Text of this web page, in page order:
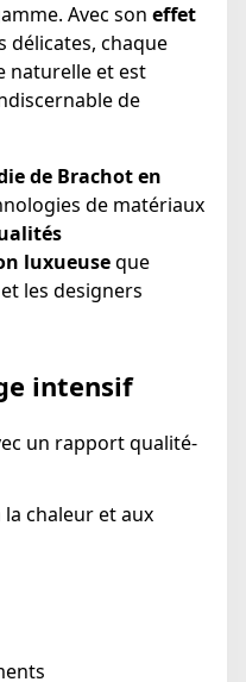
Avec son effet
délicates, chaque
naturelle et est
de
de Brachot en
de matériaux
luxueuseque
les designers
intensif
un rapport qualité-
la chaleur et aux